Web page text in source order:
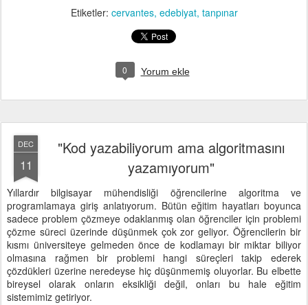
Etiketler: cervantes edebiyat tanpınar
0 Yorum ekle
DEC
11
"Kod yazabiliyorum ama algoritmasını
yazamıyorum"
Yıllardır bilgisayar mühendisliği öğrencilerine algoritma ve
programlamaya giriş anlatıyorum. Bütün eğitim hayatları boyunca
sadece problem çözmeye odaklanmış olan öğrenciler için problemi
çözme süreci üzerinde düşünmek çok zor geliyor. Öğrencilerin bir
kısmı üniversiteye gelmeden önce de kodlamayı bir miktar biliyor
olmasına rağmen bir problemi hangi süreçleri takip ederek
çözdükleri üzerine neredeyse hiç düşünmemiş oluyorlar. Bu elbette
bireysel olarak onların eksikliği değil, onları bu hale eğitim
sistemimiz getiriyor.